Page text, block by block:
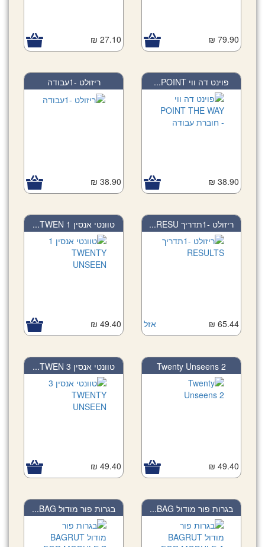
79.90 ₪
27.10 ₪
פוינט דה ווי POINT...
38.90 ₪
ריזולט -1עבודה
38.90 ₪
ריזולט -1תדריך RESU...
אזל 65.44 ₪
טוונטי אנסין 1 TWEN...
49.40 ₪
Twenty Unseens 2
49.40 ₪
טוונטי אנסין 3 TWEN...
49.40 ₪
בגרות פור מודול BAG... בגרות פור מודול BAG...